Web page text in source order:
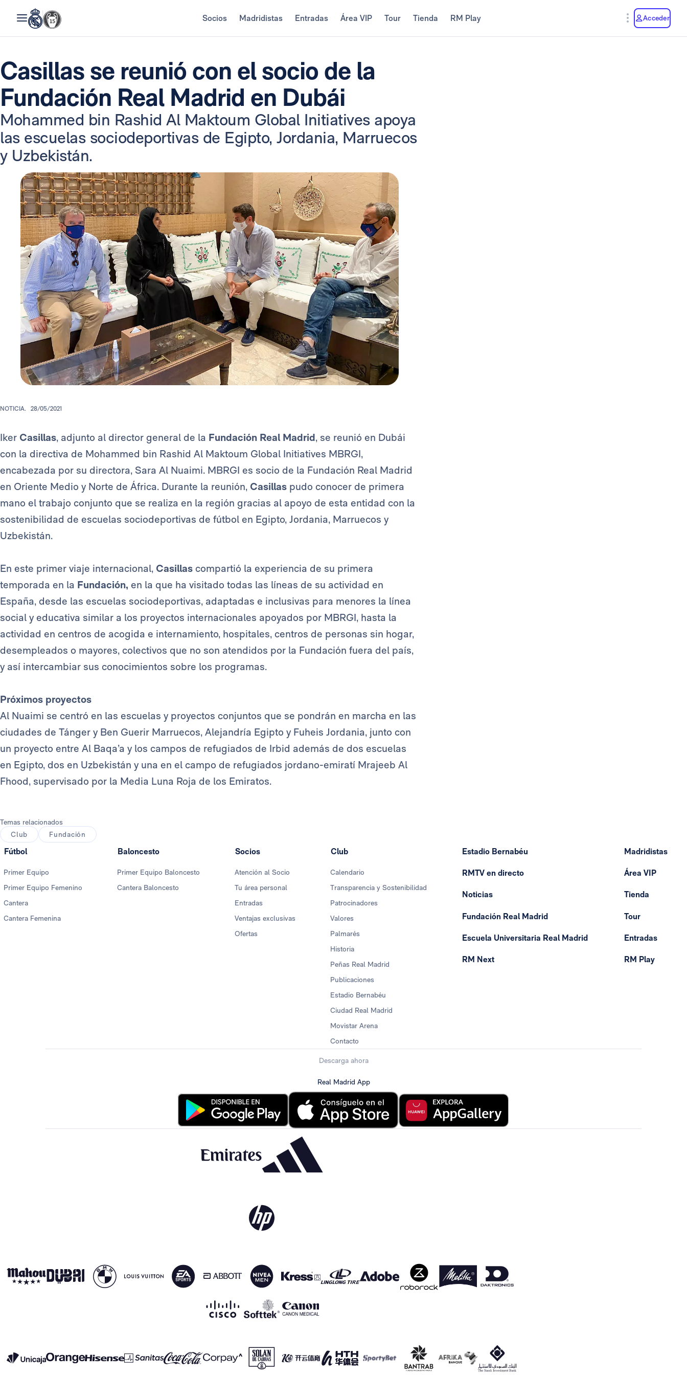
Socios Madridistas Entradas Área VIP Tour Tienda RM Play Acceder
Casillas se reunió con el socio de la
Fundación Real Madrid en Dubái
Mohammed bin Rashid Al Maktoum Global Initiatives apoya
las escuelas sociodeportivas de Egipto, Jordania, Marruecos
y Uzbekistán.
NOTICIA. 28/05/2021
Iker Casillas, adjunto al director general de la Fundación Real Madrid, se reunió en Dubái
con la directiva de Mohammed bin Rashid Al Maktoum Global Initiatives MBRGI,
encabezada por su directora, Sara Al Nuaimi. MBRGI es socio de la Fundación Real Madrid
en Oriente Medio y Norte de África. Durante la reunión, Casillas pudo conocer de primera
mano el trabajo conjunto que se realiza en la región gracias al apoyo de esta entidad con la
sostenibilidad de escuelas sociodeportivas de fútbol en Egipto, Jordania, Marruecos y
Uzbekistán.
En este primer viaje internacional, Casillas compartió la experiencia de su primera
temporada en la Fundación, en la que ha visitado todas las líneas de su actividad en
España, desde las escuelas sociodeportivas, adaptadas e inclusivas para menores la línea
social y educativa similar a los proyectos internacionales apoyados por MBRGI, hasta la
actividad en centros de acogida e internamiento, hospitales, centros de personas sin hogar,
desempleados o mayores, colectivos que no son atendidos por la Fundación fuera del país,
y así intercambiar sus conocimientos sobre los programas.
Próximos proyectos
Al Nuaimi se centró en las escuelas y proyectos conjuntos que se pondrán en marcha en las
ciudades de Tánger y Ben Guerir Marruecos, Alejandría Egipto y Fuheis Jordania, junto con
un proyecto entre Al Baqa’a y los campos de refugiados de Irbid además de dos escuelas
en Egipto, dos en Uzbekistán y una en el campo de refugiados jordano-emiratí Mrajeeb Al
Fhood, supervisado por la Media Luna Roja de los Emiratos.
Temas relacionados
Club
Fundación
Fútbol
Primer Equipo
Primer Equipo Femenino
Cantera
Cantera Femenina
Baloncesto
Primer Equipo Baloncesto
Cantera Baloncesto
Socios
Atención al Socio
Tu área personal
Entradas
Ventajas exclusivas
Ofertas
Club
Calendario
Transparencia y Sostenibilidad
Patrocinadores
Valores
Palmarés
Historia
Peñas Real Madrid
Publicaciones
Estadio Bernabéu
Ciudad Real Madrid
Movistar Arena
Contacto
Estadio Bernabéu
RMTV en directo
Noticias
Fundación Real Madrid
Escuela Universitaria Real Madrid
RM Next
Madridistas
Área VIP
Tienda
Tour
Entradas
RM Play
Descarga ahora
Real Madrid App